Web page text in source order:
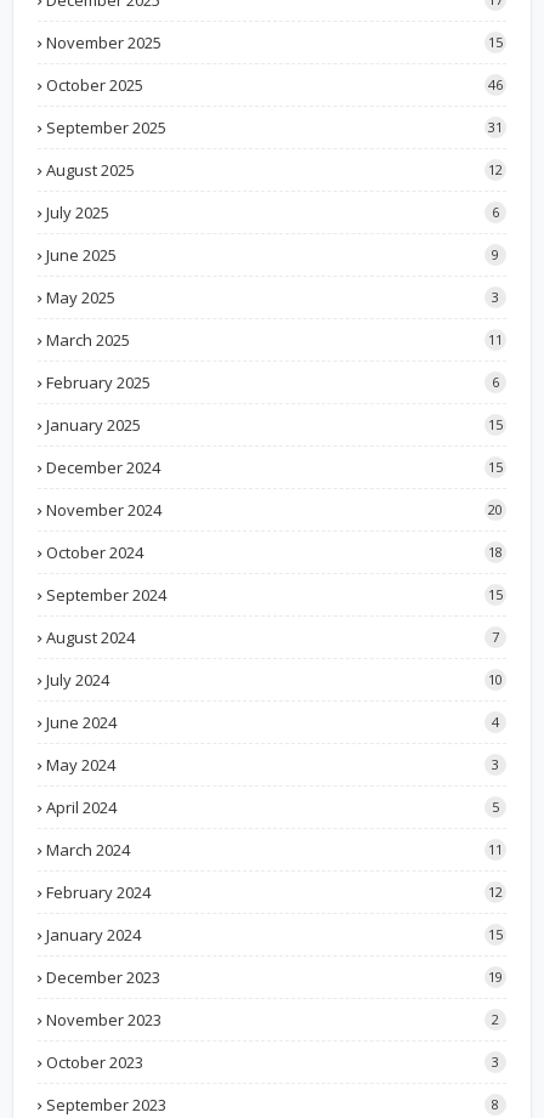
November 2025 15
October 2025 46
September 2025 31
August 2025 12
July 2025 6
June 2025 9
May 2025 3
March 2025 11
February 2025 6
January 2025 15
December 2024 15
November 2024 20
October 2024 18
September 2024 15
August 2024 7
July 2024 10
June 2024 4
May 2024 3
April 2024 5
March 2024 11
February 2024 12
January 2024 15
December 2023 19
November 2023 2
October 2023 3
September 2023 8